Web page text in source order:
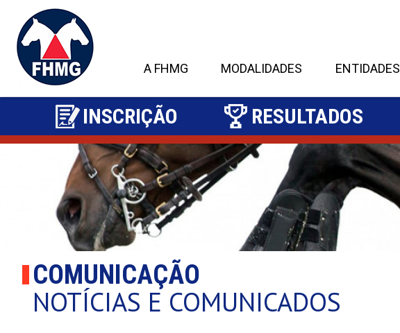
A FHMG MODALIDADES ENTIDADES
INSCRIÇÃO RESULTADOS
COMUNICAÇÃO
NOTÍCIAS E COMUNICADOS